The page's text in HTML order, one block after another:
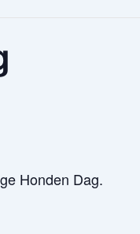
Honden Dag.